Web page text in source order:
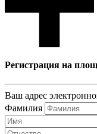
Регистрация на
Ваш адрес
Фамилия